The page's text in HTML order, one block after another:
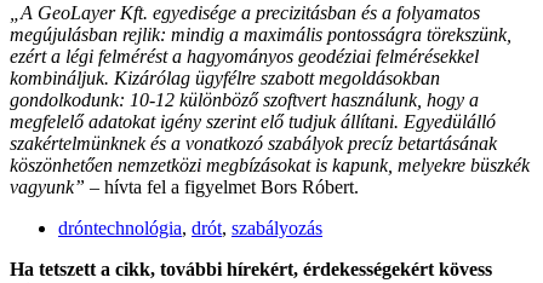
„A GeoLayer Kft. egyedisége a precizitásban és a folyamatos
megújulásban rejlik: mindig a maximális pontosságra törekszünk,
ezért a légi felmérést a hagyományos geodéziai felmérésekkel
kombináljuk. Kizárólag ügyfélre szabott megoldásokban
gondolkodunk: 10-12 különböző szoftvert használunk, hogy a
megfelelő adatokat igény szerint elő tudjuk állítani. Egyedülálló
szakértelmünknek és a vonatkozó szabályok precíz betartásának
köszönhetően nemzetközi megbízásokat is kapunk, melyekre büszkék
vagyunk” – hívta fel a figyelmet Bors Róbert.
dróntechnológia, drót, szabályozás
Ha tetszett a cikk, további hírekért, érdekességekért kövess